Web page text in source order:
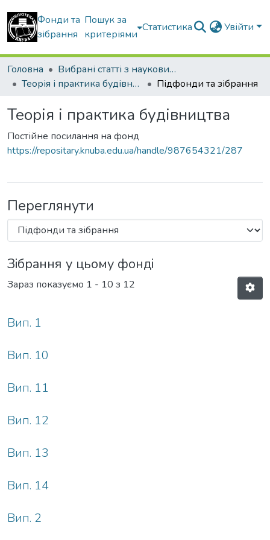
Фонди та
зібрання
Пошук за
критеріями
Статистика Увійти
Головна
Вибрані статті з наукових збірників КНУБА
Теорія і практика будівництва
Підфонди та зібрання
Теорія і практика будівництва
Постійне посилання на фонд
https://repositary.knuba.edu.ua/handle/987654321/287
Переглянути
Зібрання у цьому фонді
Зараз показуємо 1 - 10 з 12
Вип. 1
Вип. 10
Вип. 11
Вип. 12
Вип. 13
Вип. 14
Вип. 2